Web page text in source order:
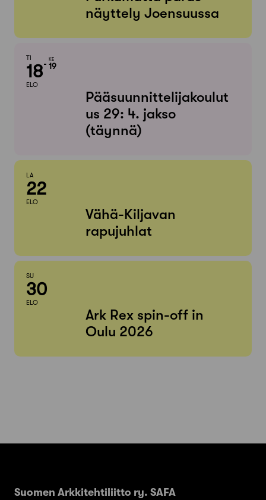
näyttely Joensuussa
TI
18
ELO
KE
19
Pääsuunnittelijakoulut
us 29: 4. jakso
(täynnä)
LA
22
ELO
Vähä-Kiljavan
rapujuhlat
SU
30
ELO
Ark Rex spin-off in
Oulu 2026
Suomen Arkkitehtiliitto ry. SAFA